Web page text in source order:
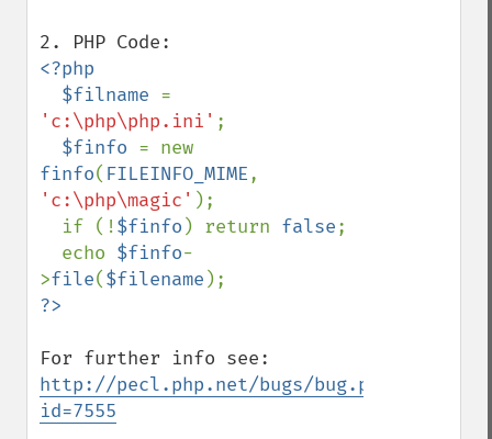
<?php
  $filname
'c:\php\php.ini' ;
$finfo
finfo( FILEINFO_MIME
'c:\php\magic' );
  if (!
$finfo ) return false;
  echo
$finfo-
>file($filename
http://pecl.php.net/bugs/bug.php?
id=7555